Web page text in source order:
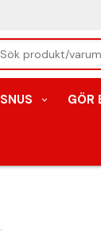
SNUS GÖR